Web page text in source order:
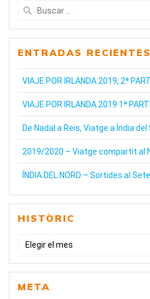
Buscar:
ENTRADAS RECIENTES
VIAJE POR IRLANDA 2019, 2ª
VIAJE POR IRLANDA 2019 1ª
De Nadal a Reis, Viatge a Índia del
2019/2020 – Viatge compartit al
ÍNDIA DEL NORD – Sortides al
HISTÒRIC
HISTÒRIC
META